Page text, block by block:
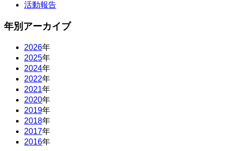
活動報告
年別アーカイブ
2026年
2025年
2024年
2022年
2021年
2020年
2019年
2018年
2017年
2016年